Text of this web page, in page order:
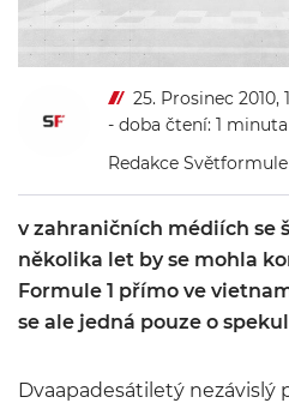
25. Prosinec 2010,
- doba čtení: 1 minuta
Redakce Světformule
v zahraničních médiích se
několika let by se mohla
Formule 1 přímo ve
se ale jedná pouze o
Dvaapadesátiletý nezávislý